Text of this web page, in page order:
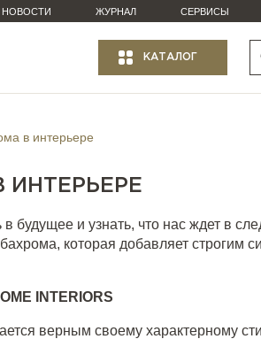
НОВОСТИ ЖУРНАЛ СЕРВИСЫ
КАТАЛОГ
в интерьере
ИНТЕРЬЕРЕ
будущее и узнать, что нас ждет в
которая добавляет строгим
INTERIORS
верным своему характерному